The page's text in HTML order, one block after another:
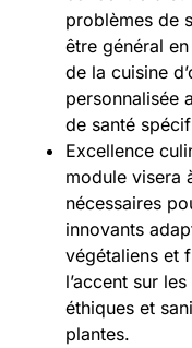
problèmes de
être général
de la cuisine
personnalisée
de santé
Excellence
module visera
nécessaires
innovants
végétaliens et
l’accent sur
éthiques et
plantes.